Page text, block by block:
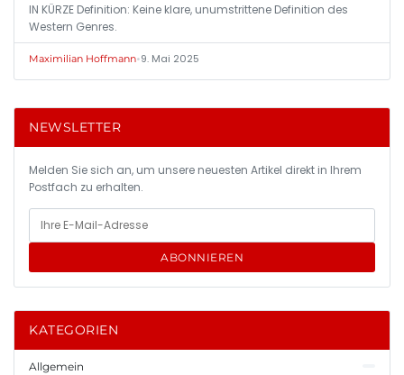
IN KÜRZE Definition: Keine klare, unumstrittene Definition des
Western Genres.
Maximilian Hoffmann•9. Mai 2025
NEWSLETTER
Melden Sie sich an, um unsere neuesten Artikel direkt in Ihrem
Postfach zu erhalten.
ABONNIEREN
KATEGORIEN
Allgemein